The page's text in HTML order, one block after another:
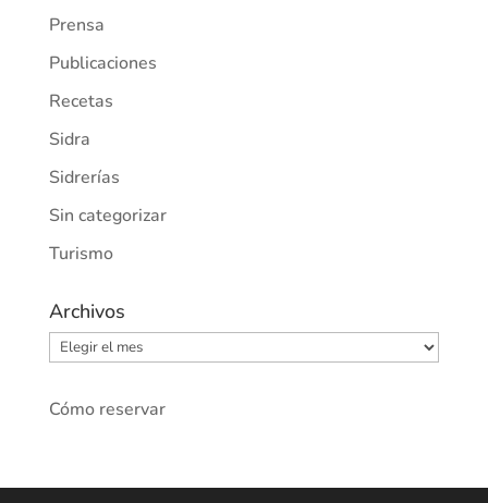
Prensa
Publicaciones
Recetas
Sidra
Sidrerías
Sin categorizar
Turismo
Archivos
Archivos
Cómo reservar